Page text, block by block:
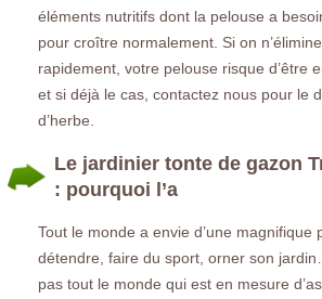
éléments nutritifs dont la pelouse a
pour croître normalement. Si on
rapidement, votre pelouse risque d’être
et si déjà le cas, contactez nous pour le
d’herbe.
Le jardinier tonte de gazon
: pourquoi l’a
Tout le monde a envie d’une magnifique
détendre, faire du sport, orner son
pas tout le monde qui est en mesure